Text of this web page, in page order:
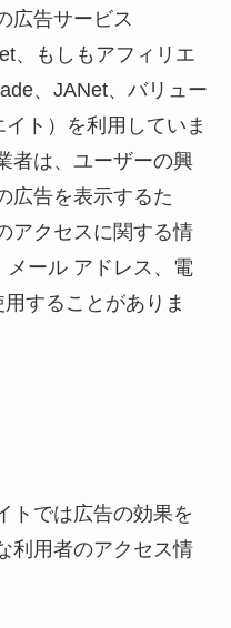
広告サービス
、もしもアフィリエ
、JANet、バリュー
ト）を利用していま
者は、ユーザーの興
広告を表示するた
アクセスに関する情
ール アドレス、電
することがありま
トでは広告の効果を
利用者のアクセス情